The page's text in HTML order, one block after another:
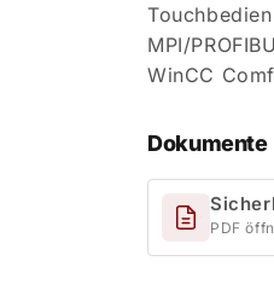
MPI/
WinCC
Dokumente
PDF